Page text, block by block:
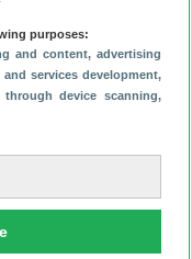
purposes:
and content, advertising
services development,
device scanning,